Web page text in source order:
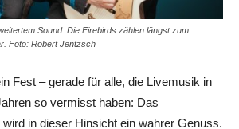
Sound: Die Firebirds zählen längst zum
Foto: Robert Jentzsch
Fest – gerade für alle, die Livemusik in
so vermisst haben: Das
in dieser Hinsicht ein wahrer Genuss.